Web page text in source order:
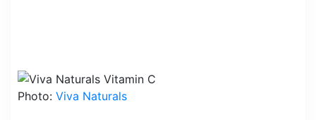
Photo: Viva Naturals